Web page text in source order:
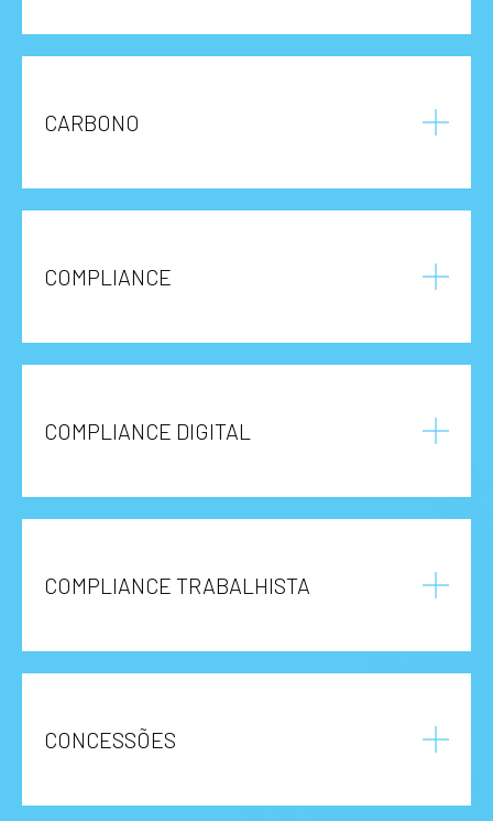
CARBONO
COMPLIANCE
COMPLIANCE DIGITAL
COMPLIANCE TRABALHISTA
CONCESSÕES